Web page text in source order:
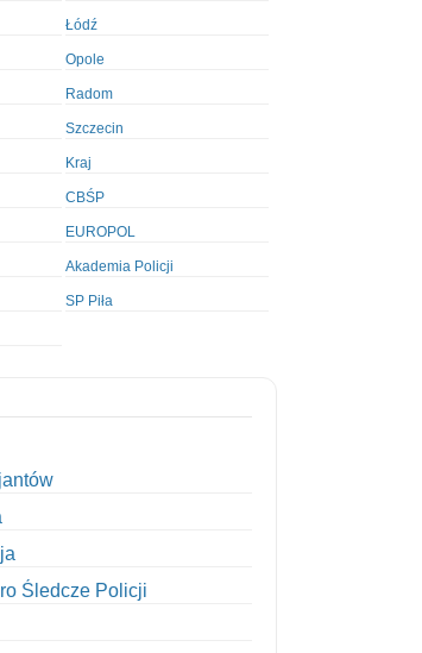
Łódź
Opole
Radom
Szczecin
Kraj
CBŚP
EUROPOL
Akademia Policji
SP Piła
Śledcze Policji